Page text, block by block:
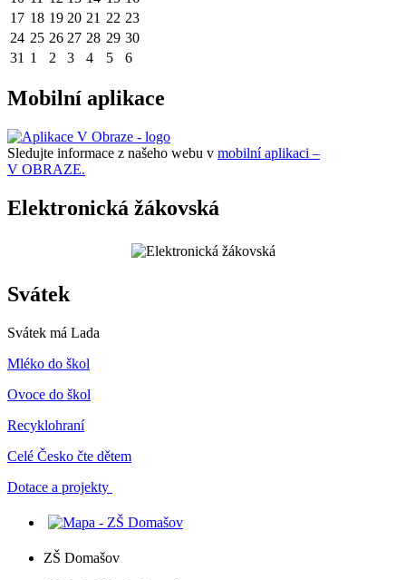
17 18 19 20 21 22 23
24 25 26 27 28 29 30
31 1 2 3 4 5 6
Mobilní aplikace
Sledujte informace z našeho webu v mobilní aplikaci –
V OBRAZE.
Elektronická žákovská
Svátek
Svátek má Lada
Mléko do škol
Ovoce do škol
Recyklohraní
Celé Česko čte dětem
Dotace a projekty
ZŠ Domašov